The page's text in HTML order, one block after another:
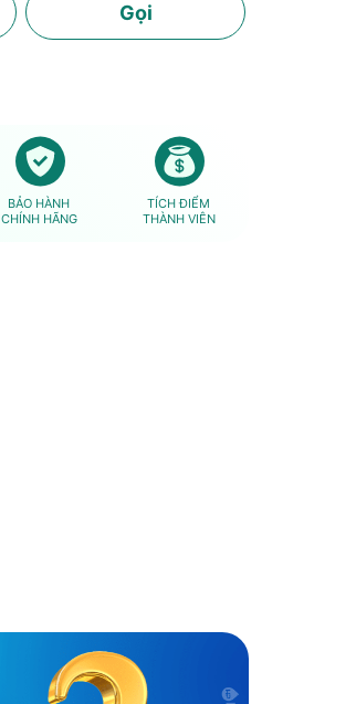
Gọi
BẢO HÀNH
CHÍNH HÃNG
TÍCH ĐIỂM
THÀNH VIÊN